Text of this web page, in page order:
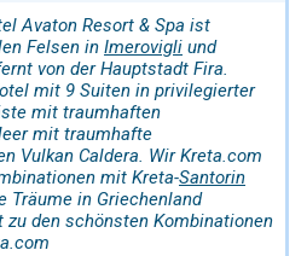
Avaton Resort & Spa ist
Felsen in Imerovigli und
von der Hauptstadt Fira.
mit 9 Suiten in privilegierter
mit traumhaften
mit traumhafte
Vulkan Caldera. Wir Kreta.com
mit Kreta-Santorin
Träume in Griechenland
zu den schönsten Kombinationen